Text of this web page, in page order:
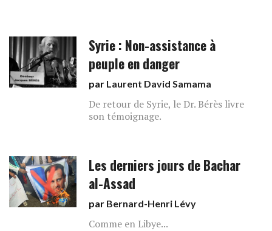
Syrie : Non-assistance à
peuple en danger
par Laurent David Samama
De retour de Syrie, le Dr. Bérès livre
son témoignage.
Les derniers jours de Bachar
al-Assad
par Bernard-Henri Lévy
Comme en Libye...